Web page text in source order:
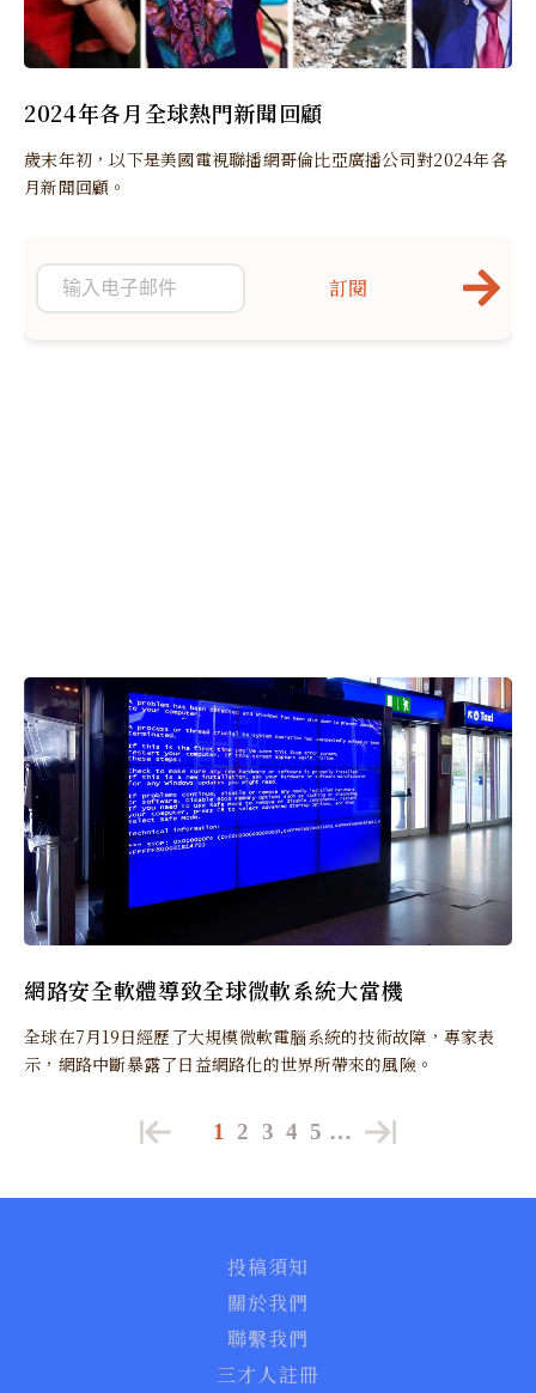
2024年各月全球熱門新聞回顧
歲末年初，以下是美國電視聯播網哥倫比亞廣播公司對2024年各
月新聞回顧。
網路安全軟體導致全球微軟系統大當機
全球在7月19日經歷了大規模微軟電腦系統的技術故障，專家表
示，網路中斷暴露了日益網路化的世界所帶來的風險。
訂閱
1 2 3 4 5 …
投稿須知
關於我們
聯繫我們
三才人註冊